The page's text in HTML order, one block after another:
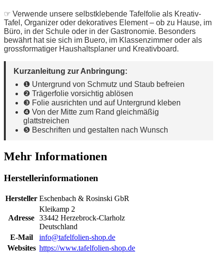
☞ Verwende unsere selbstklebende Tafelfolie als Kreativ-
Tafel, Organizer oder dekoratives Element – ob zu Hause, im
Büro, in der Schule oder in der Gastronomie. Besonders
bewährt hat sie sich im Buero, im Klassenzimmer oder als
grossformatiger Haushaltsplaner und Kreativboard.
Kurzanleitung zur Anbringung:
❶ Untergrund von Schmutz und Staub befreien
❷ Trägerfolie vorsichtig ablösen
❸ Folie ausrichten und auf Untergrund kleben
❹ Von der Mitte zum Rand gleichmäßig
glattstreichen
❺ Beschriften und gestalten nach Wunsch
Mehr Informationen
Herstellerinformationen
Hersteller Eschenbach & Rosinski GbR
Adresse
Kleikamp 2
33442 Herzebrock-Clarholz
Deutschland
E-Mail
info@tafelfolien-shop.de
Websites https://www.tafelfolien-shop.de